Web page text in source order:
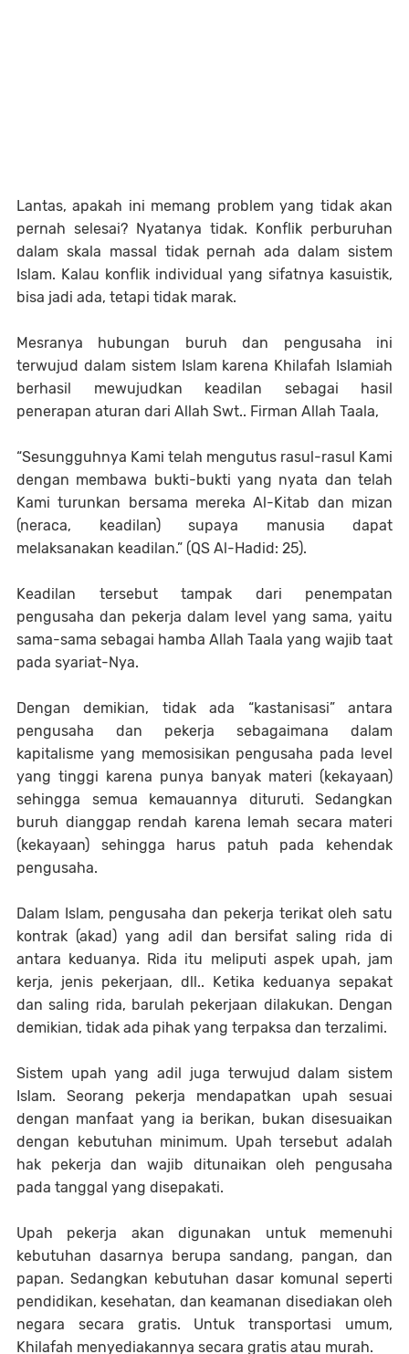
Lantas, apakah ini memang problem yang tidak akan
pernah selesai? Nyatanya tidak. Konflik perburuhan
dalam skala massal tidak pernah ada dalam sistem
Islam. Kalau konflik individual yang sifatnya kasuistik,
bisa jadi ada, tetapi tidak marak.
Mesranya hubungan buruh dan pengusaha ini
terwujud dalam sistem Islam karena Khilafah Islamiah
berhasil mewujudkan keadilan sebagai hasil
penerapan aturan dari Allah Swt.. Firman Allah Taala,
“Sesungguhnya Kami telah mengutus rasul-rasul Kami
dengan membawa bukti-bukti yang nyata dan telah
Kami turunkan bersama mereka Al-Kitab dan mizan
(neraca, keadilan) supaya manusia dapat
melaksanakan keadilan.” (QS Al-Hadid: 25).
Keadilan tersebut tampak dari penempatan
pengusaha dan pekerja dalam level yang sama, yaitu
sama-sama sebagai hamba Allah Taala yang wajib taat
pada syariat-Nya.
Dengan demikian, tidak ada “kastanisasi” antara
pengusaha dan pekerja sebagaimana dalam
kapitalisme yang memosisikan pengusaha pada level
yang tinggi karena punya banyak materi (kekayaan)
sehingga semua kemauannya dituruti. Sedangkan
buruh dianggap rendah karena lemah secara materi
(kekayaan) sehingga harus patuh pada kehendak
pengusaha.
Dalam Islam, pengusaha dan pekerja terikat oleh satu
kontrak (akad) yang adil dan bersifat saling rida di
antara keduanya. Rida itu meliputi aspek upah, jam
kerja, jenis pekerjaan, dll.. Ketika keduanya sepakat
dan saling rida, barulah pekerjaan dilakukan. Dengan
demikian, tidak ada pihak yang terpaksa dan terzalimi.
Sistem upah yang adil juga terwujud dalam sistem
Islam. Seorang pekerja mendapatkan upah sesuai
dengan manfaat yang ia berikan, bukan disesuaikan
dengan kebutuhan minimum. Upah tersebut adalah
hak pekerja dan wajib ditunaikan oleh pengusaha
pada tanggal yang disepakati.
Upah pekerja akan digunakan untuk memenuhi
kebutuhan dasarnya berupa sandang, pangan, dan
papan. Sedangkan kebutuhan dasar komunal seperti
pendidikan, kesehatan, dan keamanan disediakan oleh
negara secara gratis. Untuk transportasi umum,
Khilafah menyediakannya secara gratis atau murah.